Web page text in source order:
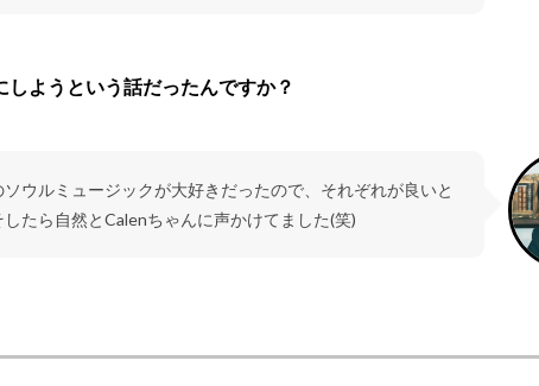
ようという話だったんですか？
ウルミュージックが大好きだったので、それぞれが良いと
たら自然とCalenちゃんに声かけてました(笑)